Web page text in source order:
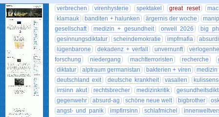
verbrechen virenhysterie spektakel great reset
klamauk
banditen + halunken ärgernis der woche
gesellschaft
medizin + gesundheit orwell 2026
big
gesinnungsdiktatur
scheindemokratie impfmafia
lügenbarone
dekadenz + verfall unvernunft
forschung
niedergang machtterroristen recherche
diktatur
alptraum germanistan bakterien + viren
medizin
deutschland exit
deutsche krankheit vasallen
irrsinn akut
rechtsbrecher medizinkritik
gegenwehr
absurd-ag schöne neue welt bigbrother
angst- und panik
impfirrsinn schlafmichel